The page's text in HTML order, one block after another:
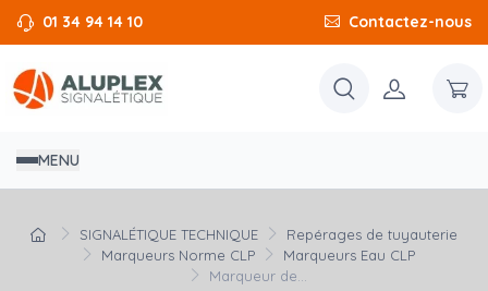
01 34 94 14 10 Contactez-nous
MENU
SIGNALÉTIQUE TECHNIQUE
Repérages de tuyauterie
Marqueurs Norme CLP
Marqueurs Eau CLP
Marqueur de...